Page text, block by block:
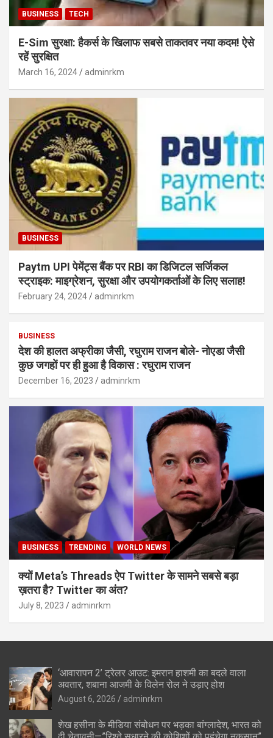
BUSINESS TECH
E-Sim सुरक्षा: हैकर्स के खिलाफ सबसे ताकतवर नया कदम! ऐसे
रहें सुरक्षित
March 16, 2024 adminrkm
BUSINESS
Paytm UPI पेमेंट्स बैंक पर RBI का डिजिटल सर्जिकल
स्ट्राइक: माइग्रेशन, सुरक्षा और उपयोगकर्ताओं के लिए सलाह!
February 24, 2024 adminrkm
BUSINESS
देश की हालत अफ्रीका जैसी, रघुराम राजन बोले- नोएडा जैसी
कुछ जगहों पर ही हुआ है विकास : रघुराम राजन
December 16, 2023 adminrkm
BUSINESS TRENDING WORLD NEWS
क्यों Meta’s Threads ऐप Twitter के सामने सबसे बड़ा
ख़तरा है? Twitter का अंत?
July 8, 2023 adminrkm
‘आवारापन 2’ ट्रेलर आउट: इमरान हाशमी का बदले वाला
अवतार, शबाना आजमी के विलेन रोल ने उड़ाए होश
August 6, 2026 adminrkm
शेख हसीना के मीडिया संबोधन पर भड़का बांग्लादेश, भारत को